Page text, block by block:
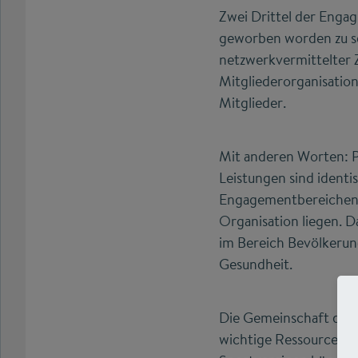
Zwei Drittel der
geworben worden zu
netzwerkvermittelter
Mitglieder.
Mit anderen Worten:
Leistungen sind
Organisation liegen.
im Bereich
Gesundheit.
Die Gemeinschaft
wichtige Ressource